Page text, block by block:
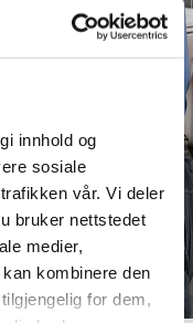
innhold og
sosiale
vår. Vi deler
bruker nettstedet
medier,
kombinere den
for dem,